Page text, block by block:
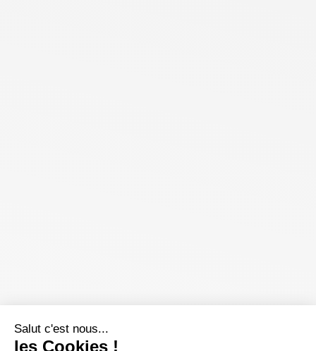
Salut c'est nous...
les Cookies !